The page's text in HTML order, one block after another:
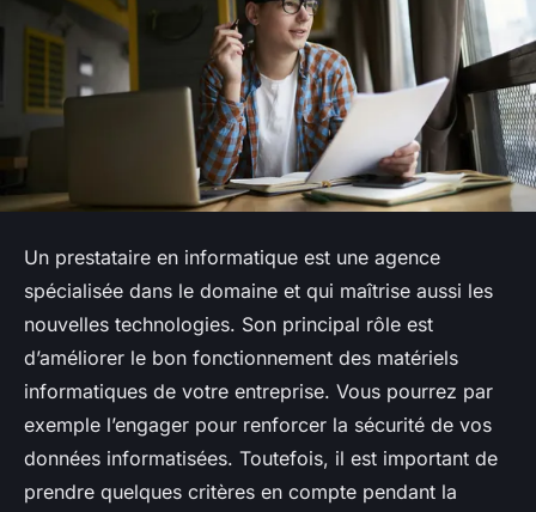
Un prestataire en informatique est une agence
spécialisée dans le domaine et qui maîtrise aussi les
nouvelles technologies. Son principal rôle est
d’améliorer le bon fonctionnement des matériels
informatiques de votre entreprise. Vous pourrez par
exemple l’engager pour renforcer la sécurité de vos
données informatisées. Toutefois, il est important de
prendre quelques critères en compte pendant la